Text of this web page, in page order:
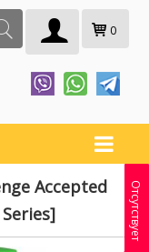
0
Accepted
Отсутствует